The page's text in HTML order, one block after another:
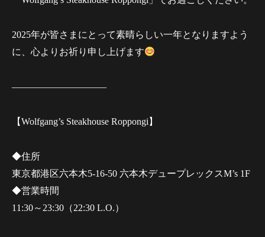
2025年が皆さまにとって素晴らしい一年となりますよう
に、心よりお祈り申し上げます
——————————
【Wolfgang’s Steakhouse Roppongi】
◆住所
東京都港区六本木5-16-50 六本木デュープレックスM’s 1F
◆営業時間
11:30～23:30（22:30 L.O.）